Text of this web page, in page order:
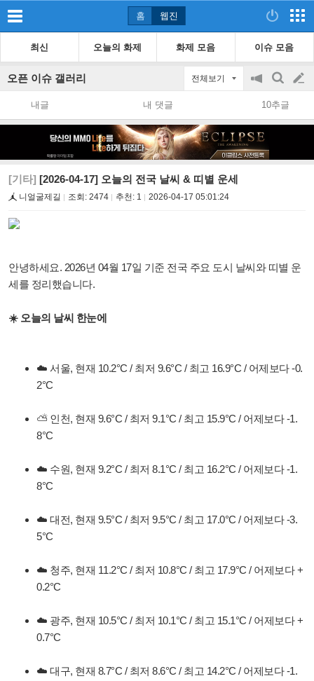
홈 웹진
최신 오늘의 화제 화제 모음 이슈 모음
오픈 이슈 갤러리 전체보기
공
지
on/off
검
색
글
쓰
내글 내 댓글 10추글
[기타] [2026-04-17] 오늘의 전국 날씨 & 띠별 운세
니얼굴제길 조회: 2474 추천: 1 2026-04-17 05:01:24
안녕하세요. 2026년 04월 17일 기준 전국 주요 도시 날씨와 띠별 운
세를 정리했습니다.
☀️ 오늘의 날씨 한눈에
☁️ 서울, 현재 10.2°C / 최저 9.6°C / 최고 16.9°C / 어제보다 -0.
2°C
⛅ 인천, 현재 9.6°C / 최저 9.1°C / 최고 15.9°C / 어제보다 -1.
8°C
☁️ 수원, 현재 9.2°C / 최저 8.1°C / 최고 16.2°C / 어제보다 -1.
8°C
☁️ 대전, 현재 9.5°C / 최저 9.5°C / 최고 17.0°C / 어제보다 -3.
5°C
☁️ 청주, 현재 11.2°C / 최저 10.8°C / 최고 17.9°C / 어제보다 +
0.2°C
☁️ 광주, 현재 10.5°C / 최저 10.1°C / 최고 15.1°C / 어제보다 +
0.7°C
☁️ 대구, 현재 8.7°C / 최저 8.6°C / 최고 14.2°C / 어제보다 -1.